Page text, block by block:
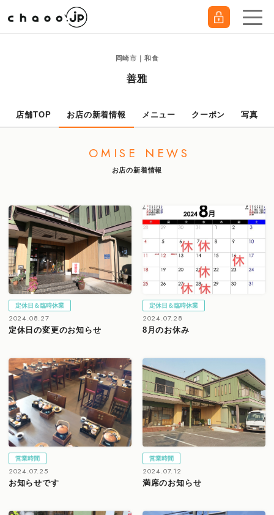
岡崎市｜和食
善雅
店舗TOP お店の新着情報 メニュー クーポン 写真
OMISE NEWS
お店の新着情報
定休日＆臨時休業
2024.08.27
定休日の変更のお知らせ
定休日＆臨時休業
2024.07.28
8月のお休み
営業時間
2024.07.25
お知らせです
営業時間
2024.07.12
満席のお知らせ